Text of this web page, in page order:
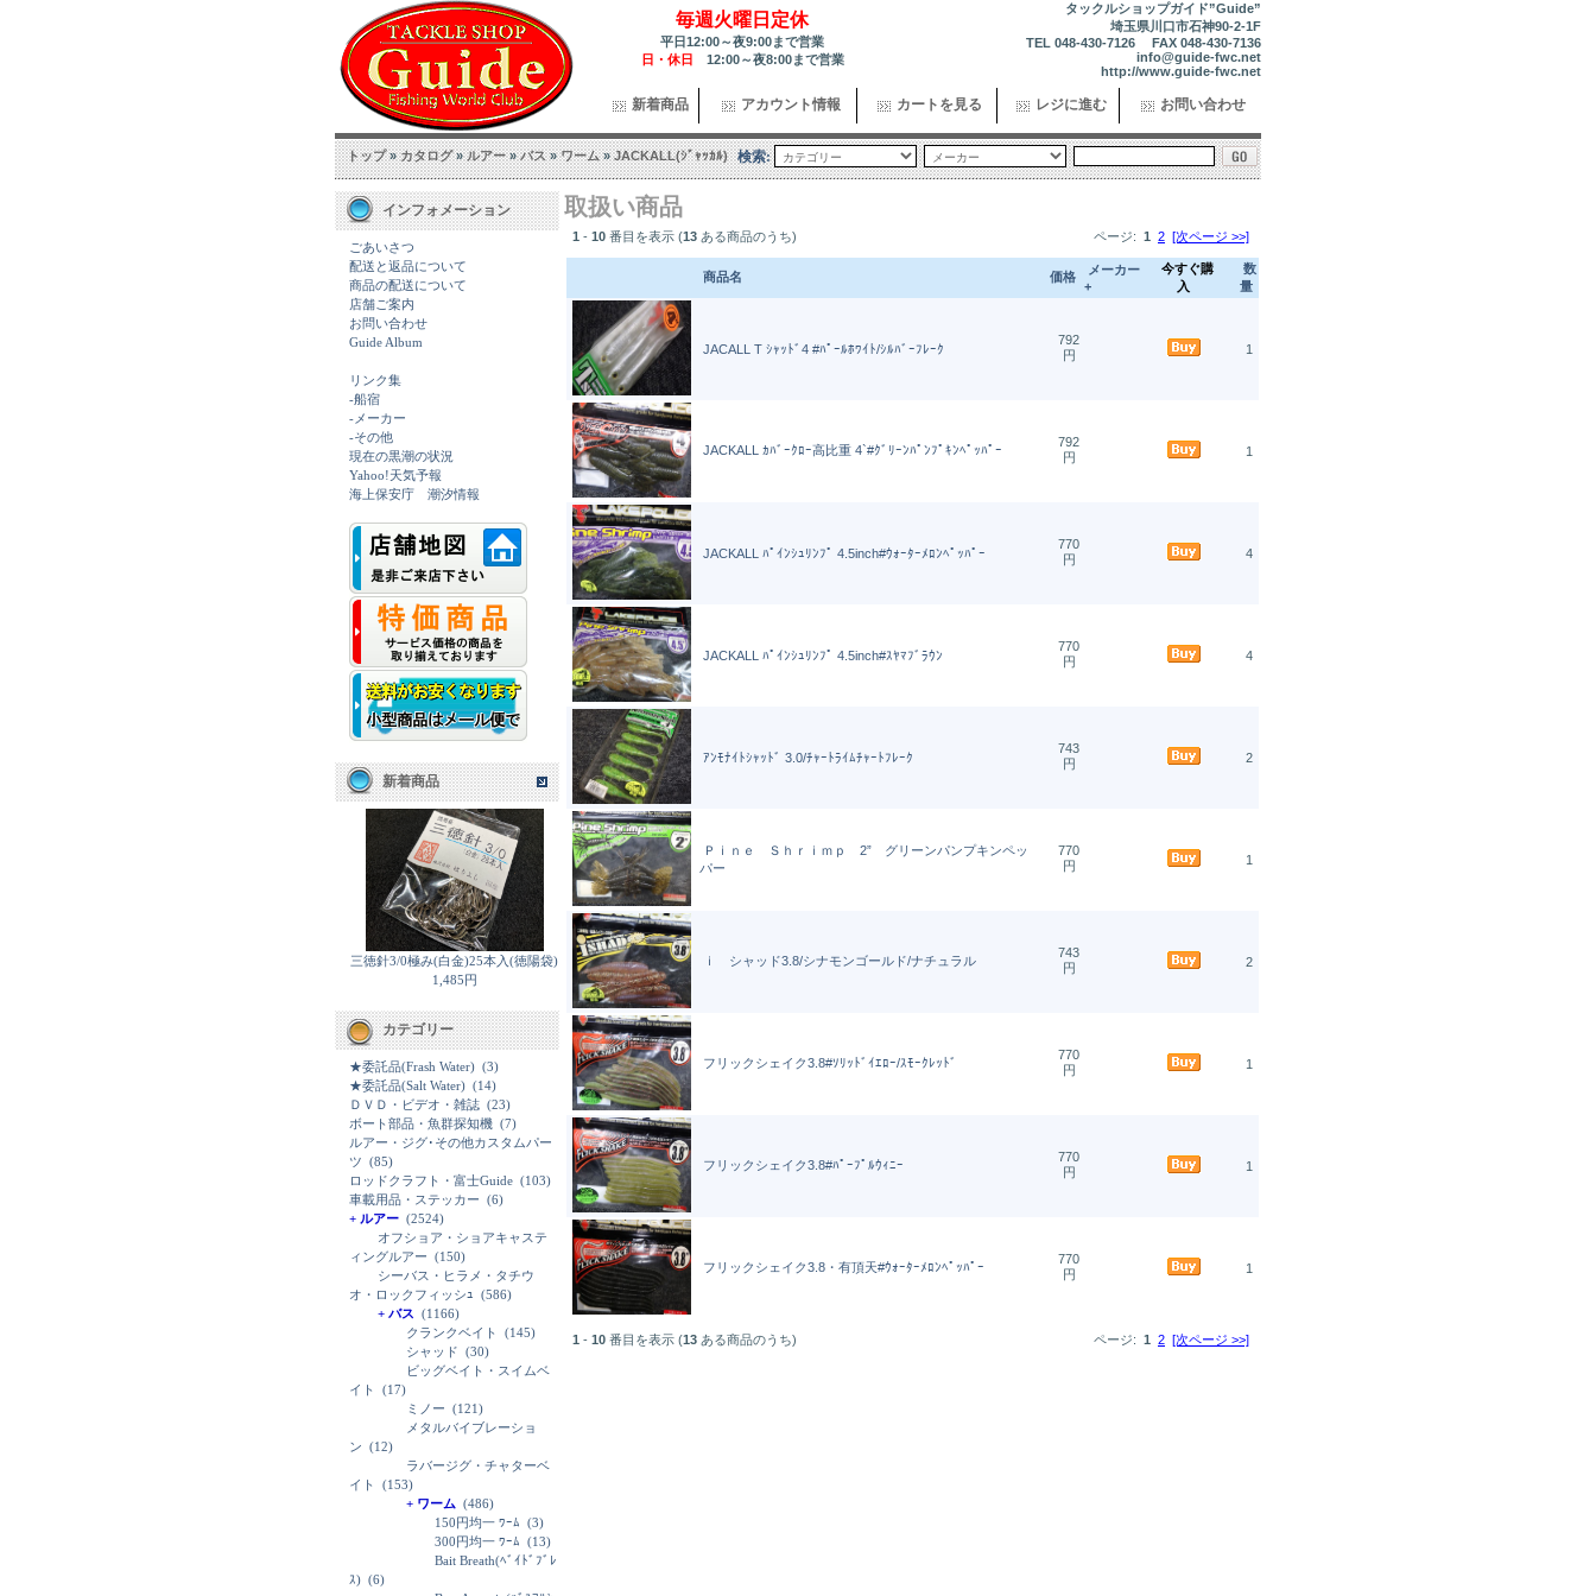
毎週火曜日定休
平日12:00～夜9:00まで営業
日・休日 12:00～夜8:00まで営業
タックルショップガイド”Guide”
埼玉県川口市石神90-2-1F
TEL 048-430-7126 FAX 048-430-7136
info@guide-fwc.net
http://www.guide-fwc.net
新着商品 アカウント情報 カートを見る レジに進む お問い合わせ
トップ»カタログ»ルアー»バス»ワーム»JACKALL(ｼﾞｬｯｶﾙ) 検索:
インフォメーション
ごあいさつ
配送と返品について
商品の配送について
店舗ご案内
お問い合わせ
Guide Album
リンク集
-船宿
-メーカー
-その他
現在の黒潮の状況
Yahoo!天気予報
海上保安庁 潮汐情報
新着商品
三徳針3/0極み(白金)25本入(徳陽袋)
1,485円
カテゴリー
★委託品(Frash Water) (3)
★委託品(Salt Water) (14)
ＤＶＤ・ビデオ・雑誌 (23)
ボート部品・魚群探知機 (7)
ルアー・ジグ･その他カスタムパー
ツ (85)
ロッドクラフト・富士Guide (103)
車載用品・ステッカー (6)
+ ルアー (2524)
オフショア・ショアキャステ
ィングルアー (150)
シーバス・ヒラメ・タチウ
オ・ロックフィッシｭ (586)
+ バス (1166)
クランクベイト
(145)
シャッド (30)
ビッグベイト・スイムベ
イト
(17)
ミノー (121)
メタルバイブレーショ
ン (12)
ラバージグ・チャターベ
イト
(153)
+ ワーム (486)
150円均一 ﾜｰﾑ (3)
300円均一 ﾜｰﾑ (13)
Bait Breath(ﾍﾞｲﾄﾞﾌﾞﾚ
ｽ) (6)
取扱い商品
1 - 10 番目を表示 (13 ある商品のうち) ページ: 1 2 [次ページ >>]
商品名 価格
メーカー
+
今すぐ購
入
数
量
JACALL T ｼｬｯﾄﾞ4 #ﾊﾟｰﾙﾎﾜｲﾄ/ｼﾙﾊﾞｰﾌﾚｰｸ
792
円
1
JACKALL ｶﾊﾞｰｸﾛｰ高比重 4`#ｸﾞﾘｰﾝﾊﾟﾝﾌﾟｷﾝﾍﾟｯﾊﾟｰ
792
円
1
JACKALL ﾊﾟｲﾝｼｭﾘﾝﾌﾟ 4.5inch#ｳｫｰﾀｰﾒﾛﾝﾍﾟｯﾊﾟｰ
770
円
4
JACKALL ﾊﾟｲﾝｼｭﾘﾝﾌﾟ 4.5inch#ｽﾔﾏﾌﾞﾗｳﾝ
770
円
4
ｱﾝﾓﾅｲﾄｼｬｯﾄﾞ 3.0/ﾁｬｰﾄﾗｲﾑﾁｬｰﾄﾌﾚｰｸ
743
円
2
Ｐｉｎｅ Ｓｈｒｉｍｐ 2” グリーンパンプキンペッ
パー
770
円
1
ｉ シャッド3.8/シナモンゴールド/ナチュラル
743
円
2
フリックシェイク3.8#ｿﾘｯﾄﾞｲｴﾛｰ/ｽﾓｰｸﾚｯﾄﾞ
770
円
1
フリックシェイク3.8#ﾊﾟｰﾌﾟﾙｳｨﾆｰ
770
円
1
フリックシェイク3.8・有頂天#ｳｫｰﾀｰﾒﾛﾝﾍﾟｯﾊﾟｰ
770
円
1
1 - 10 番目を表示 (13 ある商品のうち) ページ: 1 2 [次ページ >>]